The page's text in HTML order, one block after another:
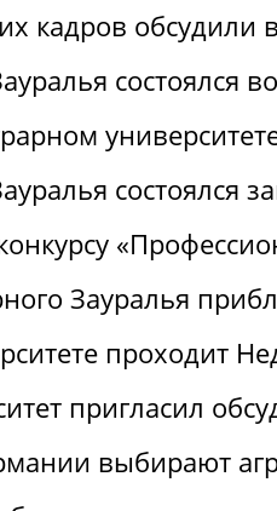
кадров
состоялся
Зауралья
проходит
пригласил
выбирают